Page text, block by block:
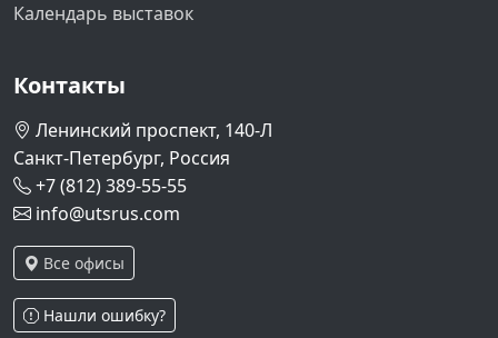
Календарь выставок
Контакты
Ленинский проспект, 140-Л
Санкт-Петербург, Россия
+7 (812) 389-55-55
info@utsrus.com
Все офисы
Нашли ошибку?